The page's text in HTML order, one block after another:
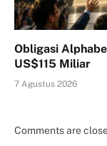
Obligasi
US$115 Miliar
7 Agustus 2026
Comments are